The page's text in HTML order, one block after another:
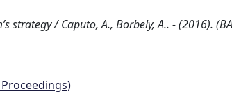
strategy / Caputo, A., Borbely, A.. - (2016).